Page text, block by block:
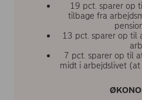
19 pct. sparer op
tilbage fra
13 pct. sparer op til
7 pct. sparer op til
midt i arbejdslivet